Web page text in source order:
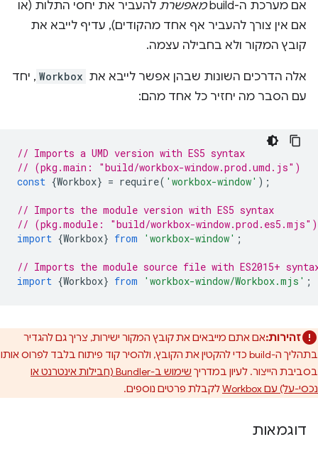
אם מערכת ה-build מאפשרת להעביר את יחסי התלות (או
אם אין צורך להעביר אף אחד מהקודים), עדיף לייבא את
קובץ המקור ולא בחבילה עצמה.
אלה הדרכים השונות שבהן אפשר לייבא את Workbox , יחד
עם הסבר מה יחזיר כל אחד מהם:
// Imports a UMD version with ES5 syntax
// (pkg.main: "build/workbox-window.prod.umd.js")
const {Workbox} = require( 'workbox-window' );
// Imports the module version with ES5 syntax
// (pkg.module: "build/workbox-window.prod.es5.mjs")
import {Workbox} from 'workbox-window' ;
// Imports the module source file with ES2015+
import {Workbox} from 'workbox-window/Workbox.mjs' ;
זהירות:אם אתם מייבאים את קובץ המקור ישירות, צריך גם להגדיר
בתהליך ה-build כדי להקטין את הקובץ, ולהסיר קוד פיתוח בלבד לפרוס אותו
בסביבת הייצור. לעיון במדריך
שימוש ב-Bundler (חבילות אינטרנט או
נכסי-על) עם Workbox
לקבלת פרטים נוספים.
דוגמאות